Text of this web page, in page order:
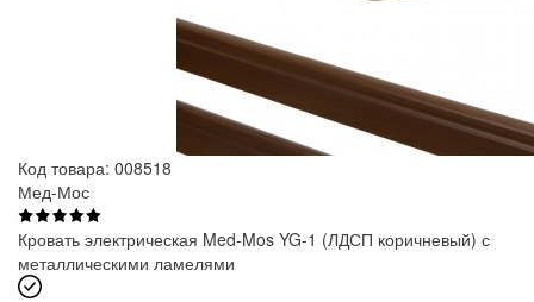
Код товара: 008518
Мед-Мос
Кровать электрическая Med-Mos YG-1 (ЛДСП коричневый) с
металлическими ламелями